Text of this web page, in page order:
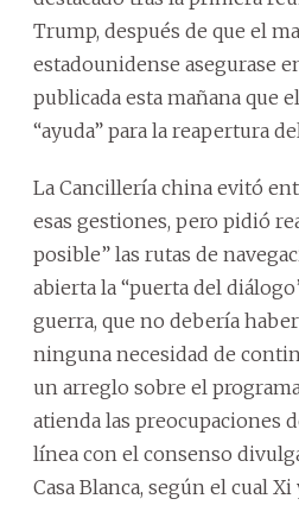
Trump, después de que el
estadounidense asegurase
publicada esta mañana que
“ayuda” para la reapertura
La Cancillería china evitó
esas gestiones, pero pidió
posible” las rutas de
abierta la “puerta del
guerra, que no debería
ninguna necesidad de
un arreglo sobre el
atienda las preocupaciones
línea con el consenso
Casa Blanca, según el cual